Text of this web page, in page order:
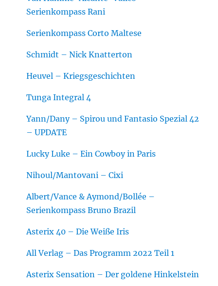
Serienkompass Rani
Serienkompass Corto Maltese
Schmidt – Nick Knatterton
Heuvel – Kriegsgeschichten
Tunga Integral 4
Yann/Dany – Spirou und Fantasio Spezial 42
– UPDATE
Lucky Luke – Ein Cowboy in Paris
Nihoul/Mantovani – Cixi
Albert/Vance & Aymond/Bollée –
Serienkompass Bruno Brazil
Asterix 40 – Die Weiße Iris
All Verlag – Das Programm 2022 Teil 1
Asterix Sensation – Der goldene Hinkelstein